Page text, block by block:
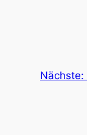
Nächste: